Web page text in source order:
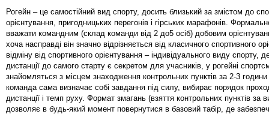
Рогейн – це самостійний вид спорту, досить близький за змістом до
орієнтування, пригодницьких перегонів і гірських марафонів.
вважати командним (склад команди від 2 до5 осіб) добовим
хоча насправді він значно відрізняється від класичного спортивного
відміну від спортивного орієнтування – індивідуального виду спорту,
дистанції до самого старту є секретом для учасників, у рогейні
знайомляться з місцем знаходження контрольних пунктів за 2-3
команда сама визначає собі завдання під силу, вибирає порядок
дистанції і темп руху. Формат змагань (взяття контрольних пунктів за
дозволяє в будь-який момент повернутися в базовий табір, де